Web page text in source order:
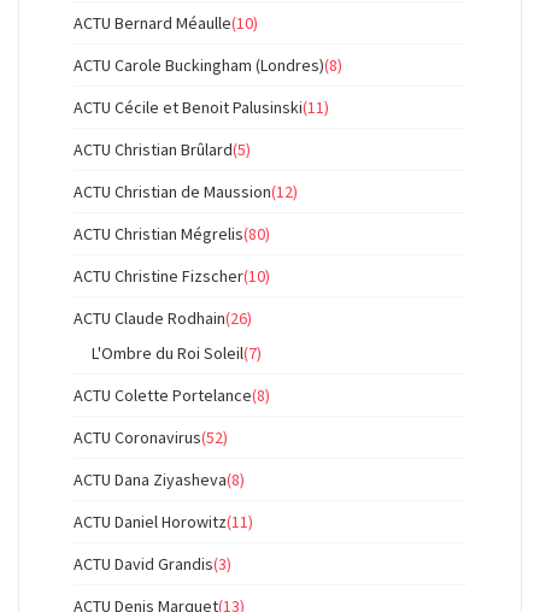
ACTU Bernard Méaulle(10)
ACTU Carole Buckingham (Londres)(8)
ACTU Cécile et Benoit Palusinski(11)
ACTU Christian Brûlard(5)
ACTU Christian de Maussion(12)
ACTU Christian Mégrelis(80)
ACTU Christine Fizscher(10)
ACTU Claude Rodhain(26)
L'Ombre du Roi Soleil(7)
ACTU Colette Portelance(8)
ACTU Coronavirus(52)
ACTU Dana Ziyasheva(8)
ACTU Daniel Horowitz(11)
ACTU David Grandis(3)
ACTU Denis Marquet(13)